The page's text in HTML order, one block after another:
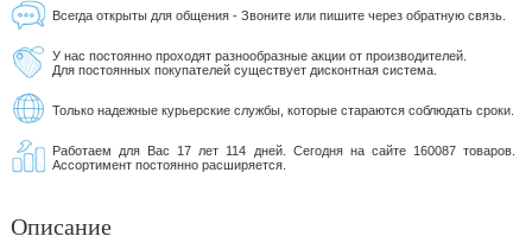
Всегда открыты для общения - Звоните или пишите через обратную связь.
У нас постоянно проходят разнообразные акции от производителей.
Для постоянных покупателей существует дисконтная система.
Только надежные курьерские службы, которые стараются соблюдать сроки.
Работаем для Вас 17 лет 114 дней. Сегодня на сайте 160087 товаров.
Ассортимент постоянно расширяется.
Описание